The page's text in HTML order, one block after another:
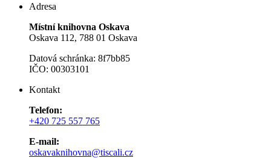
Adresa
Místní knihovna Oskava
Oskava 112, 788 01 Oskava
Datová schránka: 8f7bb85
IČO: 00303101
Kontakt
Telefon:
+420 725 557 765
E-mail:
oskavaknihovna@tiscali.cz